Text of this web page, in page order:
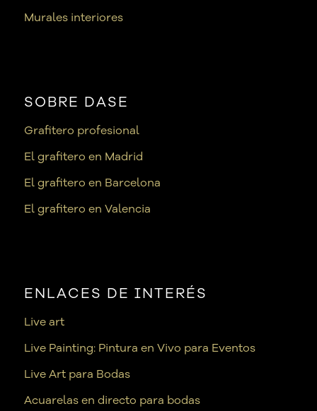
Murales interiores
SOBRE DASE
Grafitero profesional
El grafitero en Madrid
El grafitero en Barcelona
El grafitero en Valencia
ENLACES DE INTERÉS
Live art
Live Painting: Pintura en Vivo para Eventos
Live Art para Bodas
Acuarelas en directo para bodas